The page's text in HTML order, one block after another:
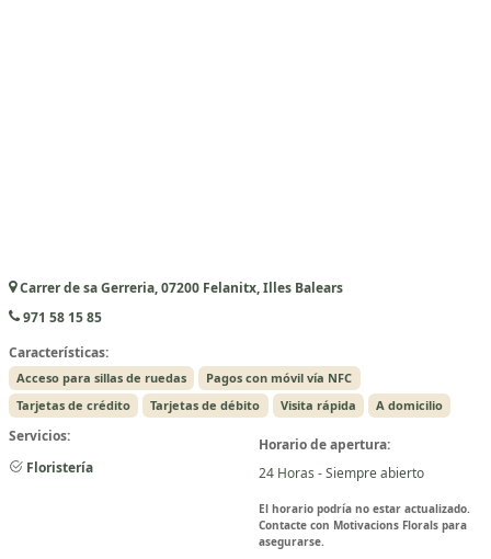
Carrer de sa Gerreria, 07200 Felanitx, Illes Balears
971 58 15 85
Características:
Acceso para sillas de ruedas
Pagos con móvil vía NFC
Tarjetas de crédito
Tarjetas de débito Visita rápida A domicilio
Servicios:
Floristería
Horario de apertura:
24 Horas - Siempre abierto
El horario podría no estar actualizado.
Contacte con Motivacions Florals para
asegurarse.